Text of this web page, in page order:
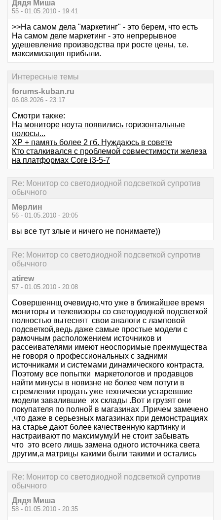
Дядя Миша
55 - 01.05.2010 - 19:41
>>На самом дела "маркетинг" - это берем, что есть
На самом деле маркетинг - это непрерывное
удешевление производства при росте цены, т.е.
максимизация прибыли.
Интересные темы
forums-kuban.ru
06.08.2026 - 23:17
Смотри также:
На мониторе ноута появились горизонтальные
полосы...
XP + память более 2 гб. Нуждаюсь в совете
Кто сталкивался с проблемой совместимости железа
на платформах Core i3-5-7
Re: Монитор со светодиодной подсветкой супротив
обычного
Мерлин
56 - 01.05.2010 - 20:05
вы все тут злые и ничего не понимаете))
Re: Монитор со светодиодной подсветкой супротив
обычного
atirew
57 - 01.05.2010 - 20:08
Совершеннщ очевидно,что уже в ближайшее время
мониторы и телевизоры со светодиодной подсветкой
полностью вытеснят свои аналоги с ламповой
подсветкой,ведь даже самые простые модели с
рамочным расположением источников и
рассеивателями имеют неоспоримые преимущества
не говоря о профессиональных с задними
источниками и системами динамического контраста.
Поэтому все попытки маркетологов и продавцов
найти минусы в новизне не более чем потуги в
стремлении продать уже технически устаревшие
модели завалившие их склады .Вот и грузят они
покупателя по полной в магазинах .Причем замечено
,что даже в серьезных магазинах при демонстрациях
на старье дают более качественную картинку и
настраивают по максимуму.И не стоит забывать
что это всего лишь замена одного источника света
другим,а матрицы какими были такими и остались
Re: Монитор со светодиодной подсветкой супротив
обычного
Дядя Миша
58 - 01.05.2010 - 20:35